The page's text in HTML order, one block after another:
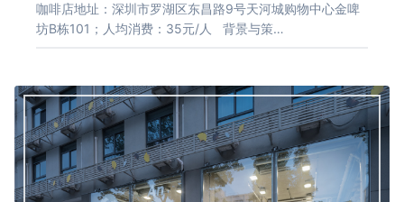
咖啡店地址：深圳市罗湖区东昌路9号天河城购物中心金啤
坊B栋101；人均消费：35元/人 背景与策…